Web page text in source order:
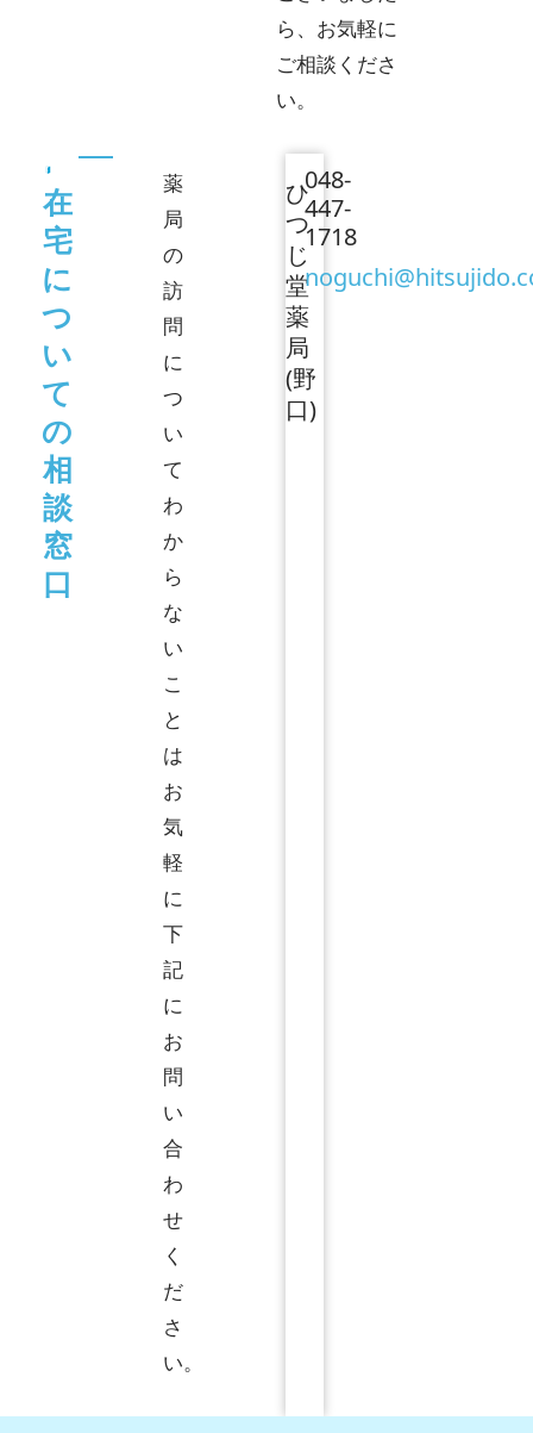
ら、 お気軽に
ご相談くださ
い。
在
宅
に
つ
い
て
の
相
談
窓
口
薬
局
の
訪
問
に
つ
い
て
わ
か
ら
な
い
こ
と
は
お
気
軽
に
下
記
に
お
問
い
合
わ
せ
く
だ
さ
い。
ひ
つ
じ
堂
薬
局
(野
口)
048-
447-
1718